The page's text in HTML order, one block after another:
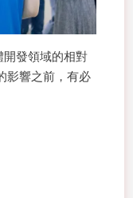
發領域的相對
影響之前，有必